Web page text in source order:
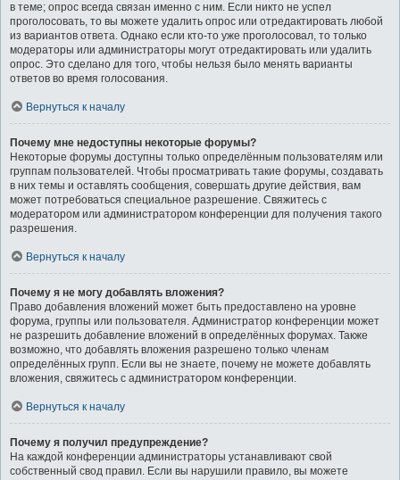
в теме; опрос всегда связан именно с ним. Если никто не успел
проголосовать, то вы можете удалить опрос или отредактировать любой
из вариантов ответа. Однако если кто-то уже проголосовал, то только
модераторы или администраторы могут отредактировать или удалить
опрос. Это сделано для того, чтобы нельзя было менять варианты
ответов во время голосования.
Вернуться к началу
Почему мне недоступны некоторые форумы?
Некоторые форумы доступны только определённым пользователям или
группам пользователей. Чтобы просматривать такие форумы, создавать
в них темы и оставлять сообщения, совершать другие действия, вам
может потребоваться специальное разрешение. Свяжитесь с
модератором или администратором конференции для получения такого
разрешения.
Вернуться к началу
Почему я не могу добавлять вложения?
Право добавления вложений может быть предоставлено на уровне
форума, группы или пользователя. Администратор конференции может
не разрешить добавление вложений в определённых форумах. Также
возможно, что добавлять вложения разрешено только членам
определённых групп. Если вы не знаете, почему не можете добавлять
вложения, свяжитесь с администратором конференции.
Вернуться к началу
Почему я получил предупреждение?
На каждой конференции администраторы устанавливают свой
собственный свод правил. Если вы нарушили правило, вы можете